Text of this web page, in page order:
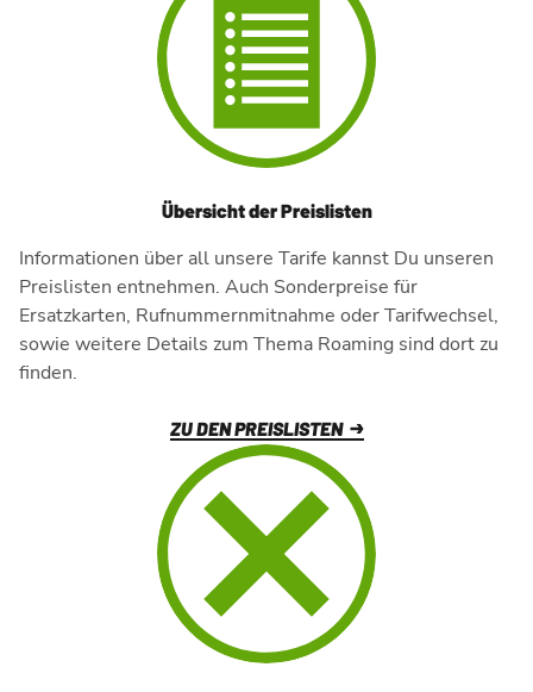
Übersicht der Preislisten
Informationen über all unsere Tarife kannst Du unseren
Preislisten entnehmen. Auch Sonderpreise für
Ersatzkarten, Rufnummernmitnahme oder Tarifwechsel,
sowie weitere Details zum Thema Roaming sind dort zu
finden.
ZU DEN PREISLISTEN